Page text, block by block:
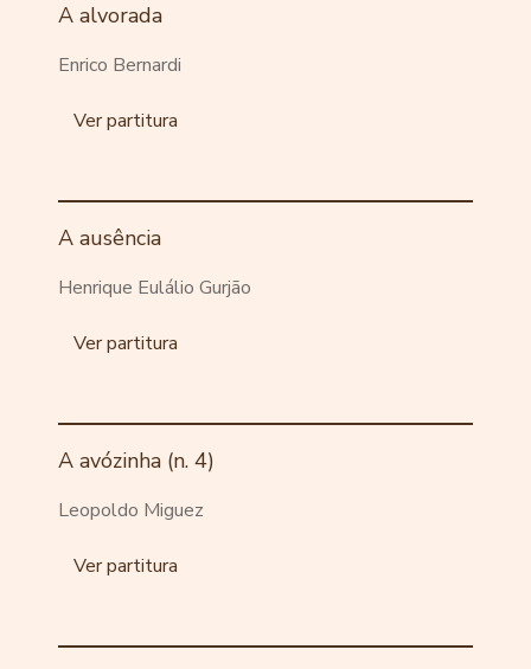
A alvorada
Enrico Bernardi
Ver partitura
A ausência
Henrique Eulálio Gurjão
Ver partitura
A avózinha (n. 4)
Leopoldo Miguez
Ver partitura